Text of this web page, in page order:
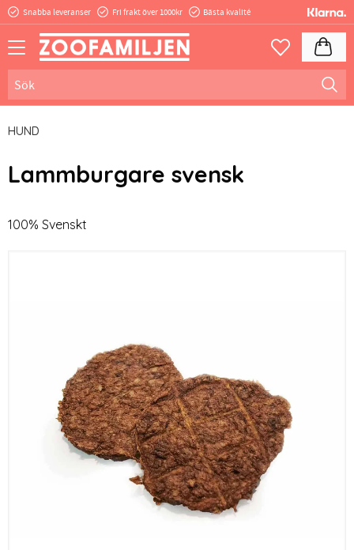
Snabba leveranser Fri frakt över 1000kr Bästa kvalité
Favoriter
HUND
Lammburgare svensk
100% Svenskt